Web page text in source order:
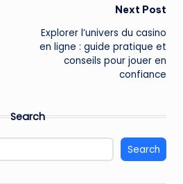
Next Post
Explorer l’univers du casino
en ligne : guide pratique et
conseils pour jouer en
confiance
Search
Search